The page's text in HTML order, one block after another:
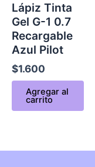
Lápiz Tinta
Gel G-1 0.7
Recargable
Azul Pilot
$1.600
Agregar al
carrito